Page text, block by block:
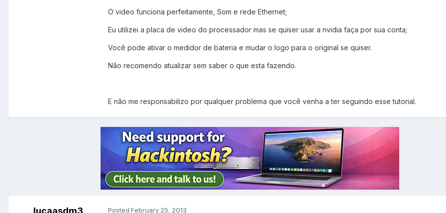
O video funciona perfeitamente, Som e rede Ethernet;
Eu utilizei a placa de video do processador mas se quiser usar a nvidia faça por sua conta;
Você pode ativar o medidor de bateria e mudar o logo para o original se quiser.
Não recomendo atualizar sem saber o que esta fazendo.
E não me responsabilizo por qualquer problema que você venha a ter seguindo esse tutorial.
lucaasdm3 Posted February 25, 2013